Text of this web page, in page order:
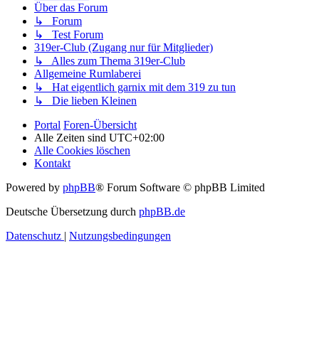
Über das Forum
↳ Forum
↳ Test Forum
319er-Club (Zugang nur für Mitglieder)
↳ Alles zum Thema 319er-Club
Allgemeine Rumlaberei
↳ Hat eigentlich garnix mit dem 319 zu tun
↳ Die lieben Kleinen
Portal Foren-Übersicht
Alle Zeiten sind UTC+02:00
Alle Cookies löschen
Kontakt
Powered by phpBB® Forum Software © phpBB Limited
Deutsche Übersetzung durch phpBB.de
Datenschutz | Nutzungsbedingungen